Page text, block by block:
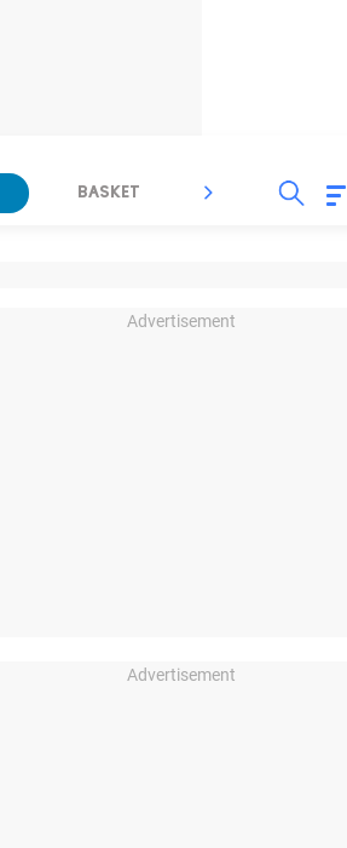
BASKET SPORT LAIN
Advertisement
Advertisement